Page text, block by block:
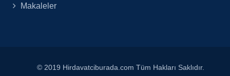
Makaleler
© 2019 Hirdavatciburada.com Tüm Hakları Saklıdır.